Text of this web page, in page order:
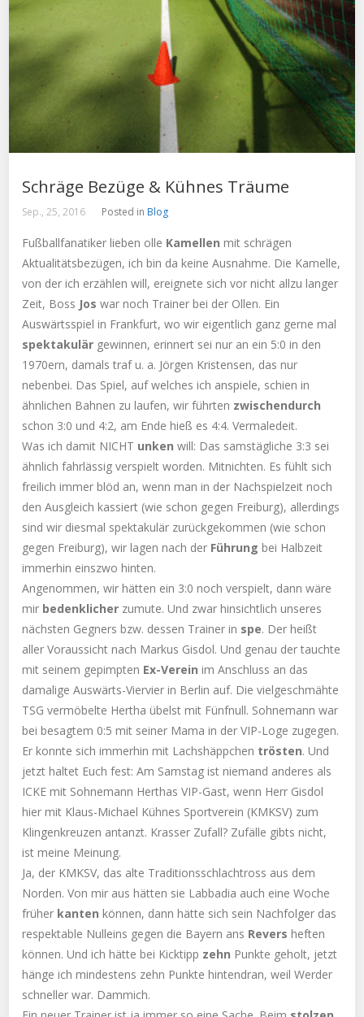
Schräge Bezüge & Kühnes Träume
Sep., 25, 2016 Posted in Blog
Fußballfanatiker lieben olle Kamellenmit schrägen
Aktualitätsbezügen, ich bin da keine Ausnahme. Die Kamelle,
von der ich erzählen will, ereignete sich vor nicht allzu langer
Zeit, Boss Joswar noch Trainer bei der Ollen. Ein
Auswärtsspiel in Frankfurt, wo wir eigentlich ganz gerne mal
spektakulär gewinnen, erinnert sei nur an ein 5:0 in den
1970ern, damals traf u. a. Jörgen Kristensen, das nur
nebenbei. Das Spiel, auf welches ich anspiele, schien in
ähnlichen Bahnen zu laufen, wir führten zwischendurch
schon 3:0 und 4:2, am Ende hieß es 4:4. Vermaledeit.
Was ich damit NICHT unkenwill: Das samstägliche 3:3 sei
ähnlich fahrlässig verspielt worden. Mitnichten. Es fühlt sich
freilich immer blöd an, wenn man in der Nachspielzeit noch
den Ausgleich kassiert (wie schon gegen Freiburg), allerdings
sind wir diesmal spektakulär zurückgekommen (wie schon
gegen Freiburg), wir lagen nach der Führungbei Halbzeit
immerhin einszwo hinten.
Angenommen, wir hätten ein 3:0 noch verspielt, dann wäre
mir bedenklicher zumute. Und zwar hinsichtlich unseres
nächsten Gegners bzw. dessen Trainer in spe. Der heißt
aller Voraussicht nach Markus Gisdol. Und genau der tauchte
mit seinem gepimpten Ex-Verein im Anschluss an das
damalige Auswärts-Viervier in Berlin auf. Die vielgeschmähte
TSG vermöbelte Hertha übelst mit Fünfnull. Sohnemann war
bei besagtem 0:5 mit seiner Mama in der VIP-Loge zugegen.
Er konnte sich immerhin mit Lachshäppchen trösten. Und
jetzt haltet Euch fest: Am Samstag ist niemand anderes als
ICKE mit Sohnemann Herthas VIP-Gast, wenn Herr Gisdol
hier mit Klaus-Michael Kühnes Sportverein (KMKSV) zum
Klingenkreuzen antanzt. Krasser Zufall? Zufälle gibts nicht,
ist meine Meinung.
Ja, der KMKSV, das alte Traditionsschlachtross aus dem
Norden. Von mir aus hätten sie Labbadia auch eine Woche
früher kantenkönnen, dann hätte sich sein Nachfolger das
respektable Nulleins gegen die Bayern ans Reversheften
können. Und ich hätte bei Kicktipp zehn Punkte geholt, jetzt
hänge ich mindestens zehn Punkte hintendran, weil Werder
schneller war. Dammich.